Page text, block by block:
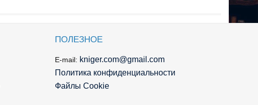
ПОЛЕЗНОЕ
E-mail: kniger.com@gmail.com
Политика конфиденциальности
Файлы Cookie